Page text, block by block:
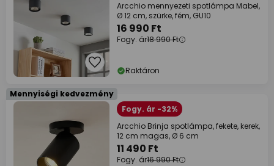
Arcchio mennyezeti spotlámpa Mabel,
Ø 12 cm, szürke, fém, GU10
16 990 Ft
Fogy. ár18 990 Ft
Raktáron
Mennyiségi kedvezmény
Fogy. ár -32%
Arcchio Brinja spotlámpa, fekete, kerek,
12 cm magas, Ø 6 cm
11 490 Ft
Fogy. ár16 990 Ft